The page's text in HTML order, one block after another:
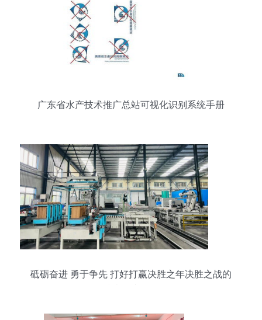
广东省水产技术推广总站可视化识别系统手册
砥砺奋进 勇于争先 打好打赢决胜之年决胜之战的